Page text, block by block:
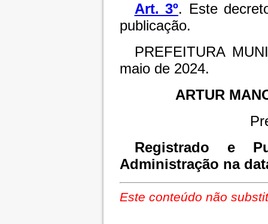
Art. 3º. Este
publicação.
PREFEITURA
maio de 2024.
ARTUR
Registrado e
Administração na
Este conteúdo não